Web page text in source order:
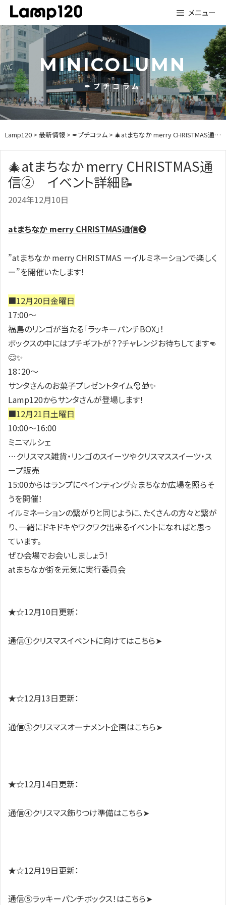
Skip
content
メニュー
MINICOLUMN
✒プチコラム
Lamp120 > 最新情報 > ✒プチコラム > 🎄atまちなか merry CHRISTMAS通信② イベント詳細📝
🎄atまちなか merry CHRISTMAS通
信② イベント詳細📝
2024年12月10日
atまちなか merry CHRISTMAS通信❷
”atまちなか merry CHRISTMAS ーイルミネーションで楽しく
ー”を開催いたします！
■12月20日金曜日
17:00～
福島のリンゴが当たる「ラッキーパンチBOX」！
ボックスの中にはプチギフトが？？チャレンジお待ちしてます👊
😊✨
18：20～
サンタさんのお菓子プレゼントタイム🎅🎁✨
Lamp120からサンタさんが登場します！
■12月21日土曜日
10:00～16:00
ミニマルシェ
…クリスマス雑貨・リンゴのスイーツやクリスマススイーツ・ス
ープ販売
15:00からはランプにペインティング☆まちなか広場を照らそ
うを開催！
イルミネーションの繋がりと同じように、たくさんの方々と繋が
り、一緒にドキドキやワクワク出来るイベントになればと思っ
ています。
ぜひ会場でお会いしましょう！
atまちなか街を元気に実行委員会
★☆12月10日更新：
通信①クリスマスイベントに向けてはこちら➤
★☆12月13日更新：
通信③クリスマスオーナメント企画はこちら➤
★☆12月14日更新：
通信④クリスマス飾りつけ準備はこちら➤
★☆12月19日更新：
通信⑤ラッキーパンチボックス！はこちら➤